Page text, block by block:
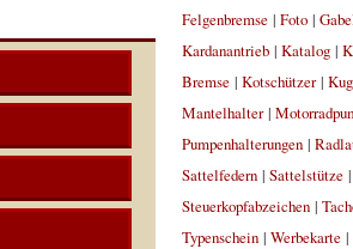
Felgenbremse| Foto|
Kardanantrieb| Katalog|
Bremse| Kotschützer|
Mantelhalter|
Pumpenhalterungen|
Sattelfedern| Sattelstütze|
Steuerkopfabzeichen|
Typenschein| Werbekarte|